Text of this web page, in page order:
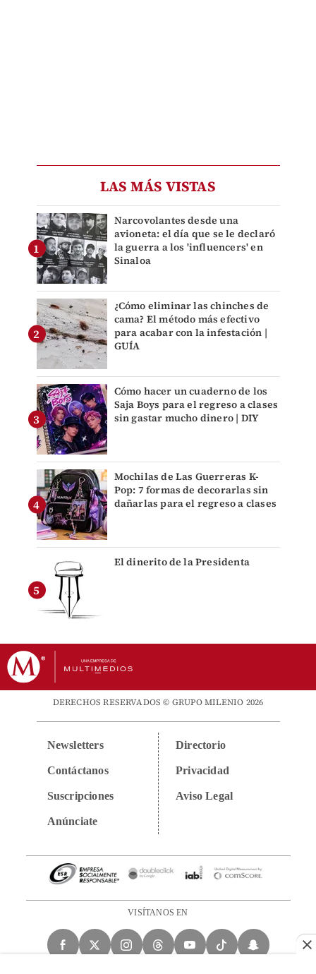
LAS MÁS VISTAS
Narcovolantes desde una
avioneta: el día que se le declaró
la guerra a los 'influencers' en
Sinaloa
¿Cómo eliminar las chinches de
cama? El método más efectivo
para acabar con la infestación |
GUÍA
Cómo hacer un cuaderno de los
Saja Boys para el regreso a clases
sin gastar mucho dinero | DIY
Mochilas de Las Guerreras K-
Pop: 7 formas de decorarlas sin
dañarlas para el regreso a clases
El dinerito de la Presidenta
DERECHOS RESERVADOS © GRUPO MILENIO 2026
Newsletters
Contáctanos
Suscripciones
Anúnciate
Directorio
Privacidad
Aviso Legal
VISÍTANOS EN